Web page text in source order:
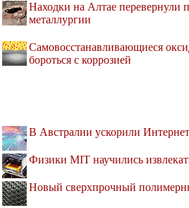
Находки на Алтае перевернули
металлургии
Самовосстанавливающиеся
бороться с коррозией
В Австралии ускорили
Физики MIT научились
Новый сверхпрочный